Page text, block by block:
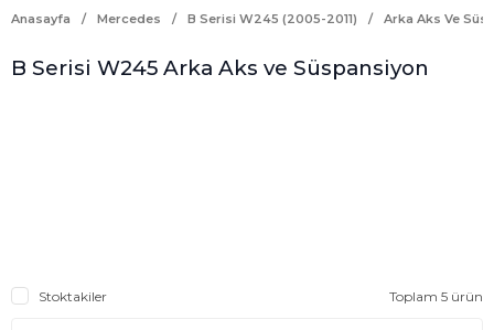
Anasayfa Mercedes B Serisi W245 (2005-2011) Arka Aks Ve
B Serisi W245 Arka Aks ve Süspansiyon
Stoktakiler Toplam 5 ürün